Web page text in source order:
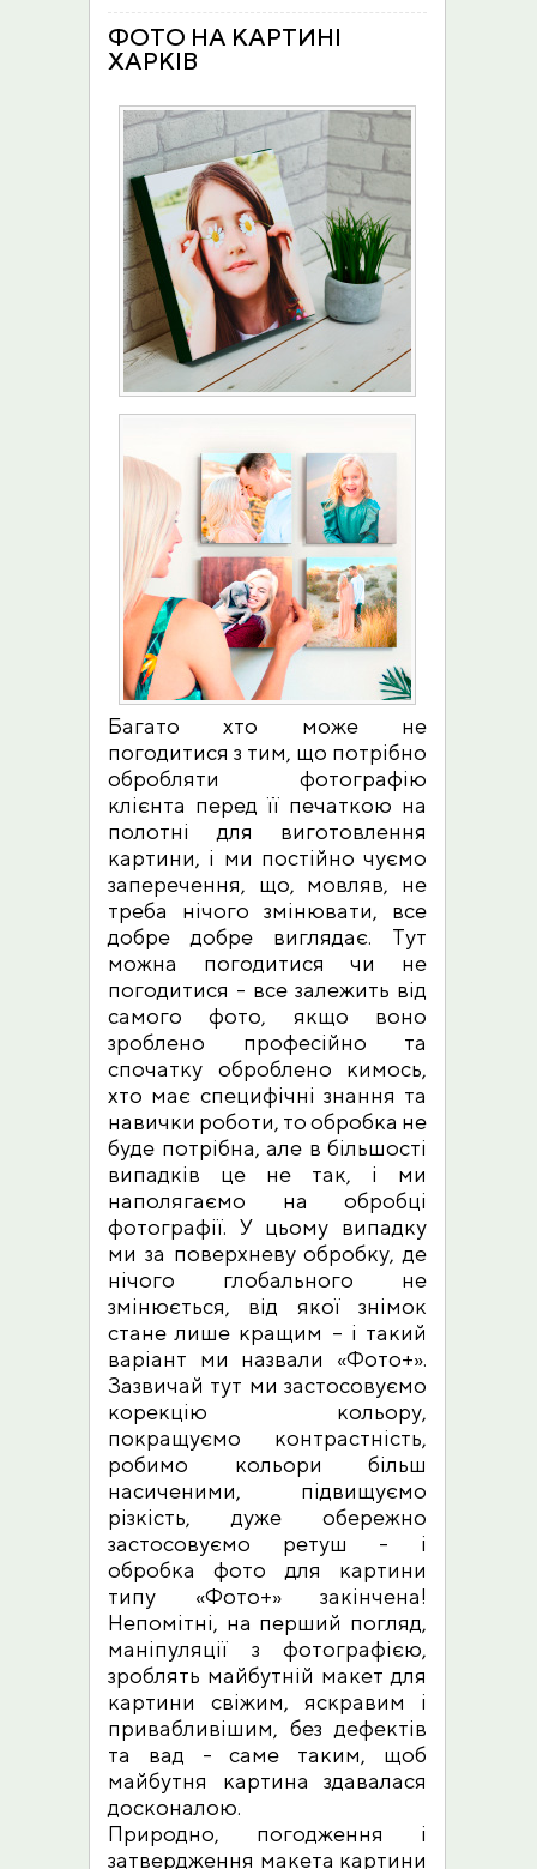
ФОТО НА КАРТИНІ
ХАРКІВ
Багато хто може не
погодитися з тим, що потрібно
обробляти фотографію
клієнта перед її печаткою на
полотні для виготовлення
картини, і ми постійно чуємо
заперечення, що, мовляв, не
треба нічого змінювати, все
добре добре виглядає. Тут
можна погодитися чи не
погодитися - все залежить від
самого фото, якщо воно
зроблено професійно та
спочатку оброблено кимось,
хто має специфічні знання та
навички роботи, то обробка не
буде потрібна, але в більшості
випадків це не так, і ми
наполягаємо на обробці
фотографії. У цьому випадку
ми за поверхневу обробку, де
нічого глобального не
змінюється, від якої знімок
стане лише кращим – і такий
варіант ми назвали «Фото+».
Зазвичай тут ми застосовуємо
корекцію кольору,
покращуємо контрастність,
робимо кольори більш
насиченими, підвищуємо
різкість, дуже обережно
застосовуємо ретуш - і
обробка фото для картини
типу «Фото+» закінчена!
Непомітні, на перший погляд,
маніпуляції з фотографією,
зроблять майбутній макет для
картини свіжим, яскравим і
привабливішим, без дефектів
та вад - саме таким, щоб
майбутня картина здавалася
досконалою.
Природно, погодження і
затвердження макета картини